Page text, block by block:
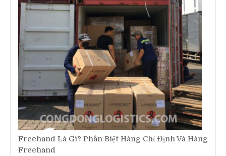
Freehand Là Gì? Phân Biệt Hàng Chỉ Định Và Hàng
Freehand